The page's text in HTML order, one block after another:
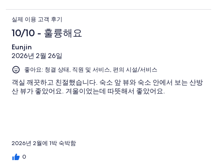
실제 이용 고객 후기
10/10 - 훌륭해요
Eunjin
2026년 2월 26일
좋아요: 청결 상태, 직원 및 서비스, 편의 시설/서비스
객실 깨끗하고 친절했습니다. 숙소 앞 뷰와 숙소 안에서 보는 산방
산 뷰가 좋았어요. 겨울이었는데 따뜻해서 좋았어요.
2026년 2월에 1박 숙박함
0